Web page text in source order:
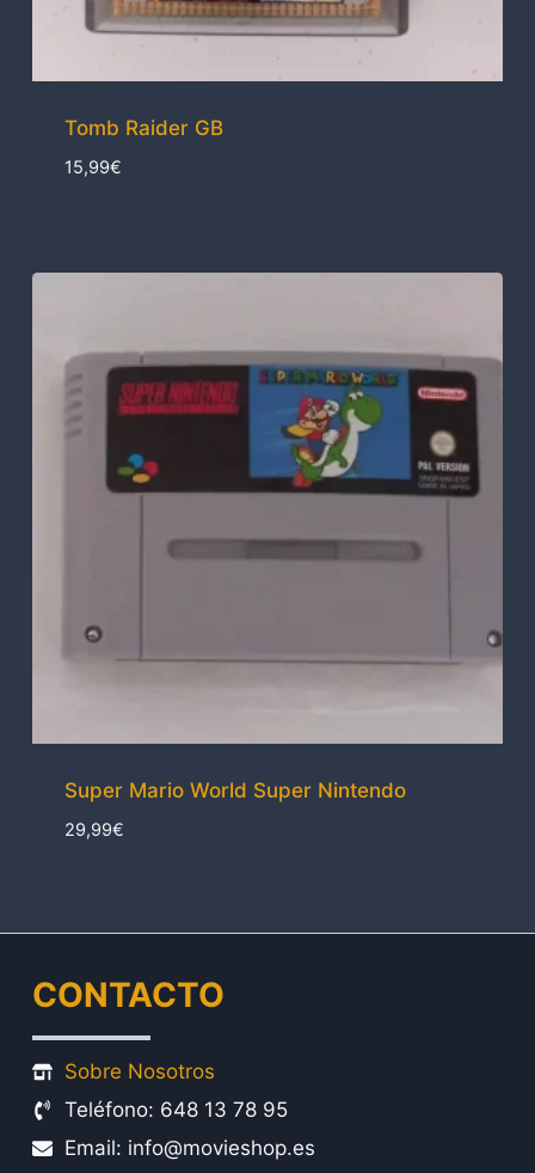
Tomb Raider GB
15,99€
Super Mario World Super Nintendo
29,99€
CONTACTO
Sobre Nosotros
Teléfono: 648 13 78 95
Email: info@movieshop.es